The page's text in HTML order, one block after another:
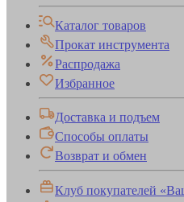
Каталог товаров
Прокат инструмента
Распродажа
Избранное
Доставка и подъем
Способы оплаты
Возврат и обмен
Клуб покупателей